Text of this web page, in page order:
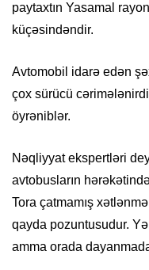
paytaxtın Yasamal
küçəsindəndir.
Avtomobil idarə edən
çox sürücü
öyrəniblər.
Nəqliyyat ekspertləri
avtobusların
Tora çatmamış
qayda pozuntusudur.
amma orada